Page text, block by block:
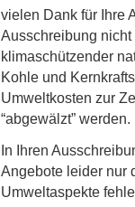
vielen Dank für Ihre
Ausschreibung
klimaschützender
Kohle und
Umweltkosten zur
“abgewälzt” werden.
In Ihren
Angebote leider nur
Umweltaspekte